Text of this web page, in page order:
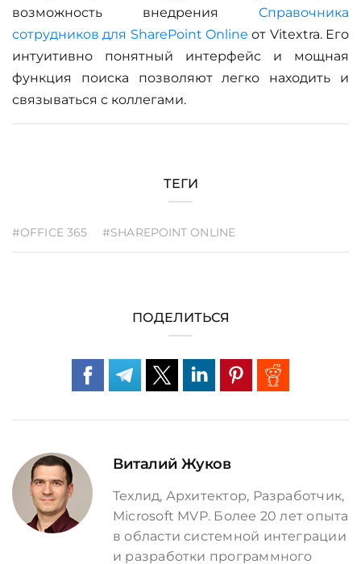
возможность внедрения Справочника
сотрудников для SharePoint Online от Vitextra. Его
интуитивно понятный интерфейс и мощная
функция поиска позволяют легко находить и
связываться с коллегами.
ТЕГИ
#OFFICE 365 #SHAREPOINT ONLINE
ПОДЕЛИТЬСЯ
Виталий Жуков
Техлид, Архитектор, Разработчик,
Microsoft MVP. Более 20 лет опыта
в области системной интеграции
и разработки программного